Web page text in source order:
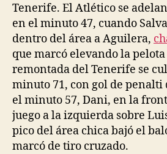
Tenerife. El Atlético se
en el minuto 47, cuando
dentro del área a Aguilera,
que marcó elevando la
remontada del Tenerife se
minuto 71, con gol de penalti
el minuto 57, Dani, en la
juego a la izquierda sobre
pico del área chica bajó el
marcó de tiro cruzado.